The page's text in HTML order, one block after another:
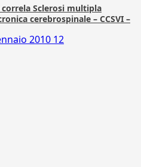
Sclerosi multipla
cerebrospinale – CCSVI –
2010 12